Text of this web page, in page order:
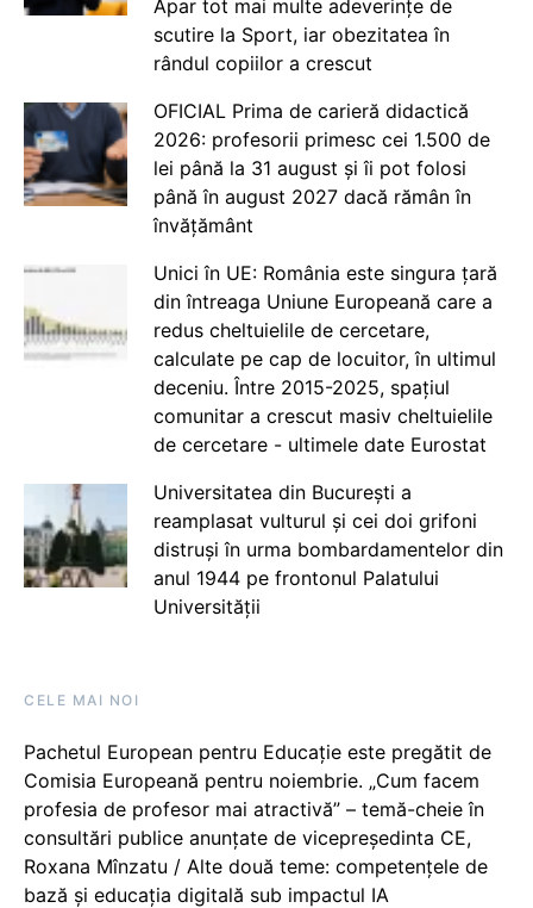
Apar tot mai multe adeverințe de
scutire la Sport, iar obezitatea în
rândul copiilor a crescut
OFICIAL Prima de carieră didactică
2026: profesorii primesc cei 1.500 de
lei până la 31 august și îi pot folosi
până în august 2027 dacă rămân în
învățământ
Unici în UE: România este singura țară
din întreaga Uniune Europeană care a
redus cheltuielile de cercetare,
calculate pe cap de locuitor, în ultimul
deceniu. Între 2015-2025, spațiul
comunitar a crescut masiv cheltuielile
de cercetare - ultimele date Eurostat
Universitatea din București a
reamplasat vulturul și cei doi grifoni
distruși în urma bombardamentelor din
anul 1944 pe frontonul Palatului
Universității
CELE MAI NOI
Pachetul European pentru Educație este pregătit de
Comisia Europeană pentru noiembrie. „Cum facem
profesia de profesor mai atractivă” – temă-cheie în
consultări publice anunțate de vicepreședinta CE,
Roxana Mînzatu / Alte două teme: competențele de
bază și educația digitală sub impactul IA